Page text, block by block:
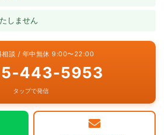
しません
相談 / 年中無休 9:00〜22:00
443-5953
タップで発信